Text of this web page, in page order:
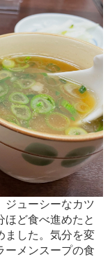
ジューシーなカツ
ほど食べ進めたと
ました。気分を変
ーメンスープの食